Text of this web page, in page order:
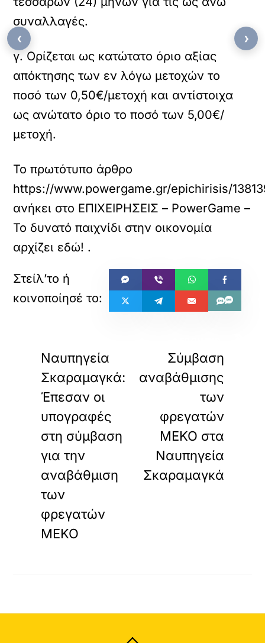
συναλλαγές.
γ. Ορίζεται ως κατώτατο όριο αξίας
απόκτησης των εν λόγω μετοχών το
ποσό των 0,50€/μετοχή και αντίστοιχα
ως ανώτατο όριο το ποσό των 5,00€/
μετοχή.
Το πρωτότυπο άρθρο
https://www.powergame.gr/epichirisis/
ανήκει στο ΕΠΙΧΕΙΡΗΣΕΙΣ – PowerGame –
Το δυνατό παιχνίδι στην οικονομία
αρχίζει εδώ! .
Ναυπηγεία
Σκαραμαγκά:
Έπεσαν οι
υπογραφές
στη σύμβαση
για την
αναβάθμιση
των
φρεγατών
ΜΕΚΟ
Σύμβαση
αναβάθμισης
των
φρεγατών
ΜΕΚΟ στα
Ναυπηγεία
Σκαραμαγκά
‹ ›